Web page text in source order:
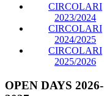
CIRCOLARI
2023/2024
CIRCOLARI
2024/2025
CIRCOLARI
2025/2026
OPEN DAYS 2026-